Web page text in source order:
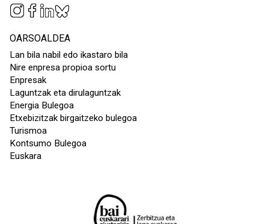
OARSOALDEA
Lan bila nabil edo ikastaro bila
Nire enpresa propioa sortu
Enpresak
Laguntzak eta dirulaguntzak
Energia Bulegoa
Etxebizitzak birgaitzeko bulegoa
Turismoa
Kontsumo Bulegoa
Euskara